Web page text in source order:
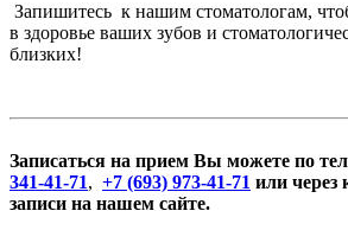
Запишитесь к нашим стоматологам,
в здоровье ваших зубов и
близких!
Записаться на прием Вы можете по
341-41-71, +7 (693) 973-41-71 или через
записи на нашем сайте.